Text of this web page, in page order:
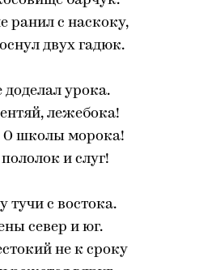
ранил с наскоку,
двух гадюк.
доделал урока.
лежебока!
О школы морока!
и слуг!
тучи с востока.
север и юг.
не к сроку